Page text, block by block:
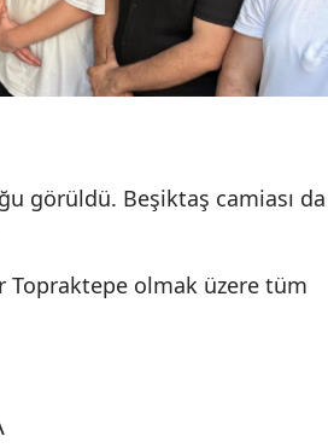
görüldü. Beşiktaş camiası da
Topraktepe olmak üzere tüm